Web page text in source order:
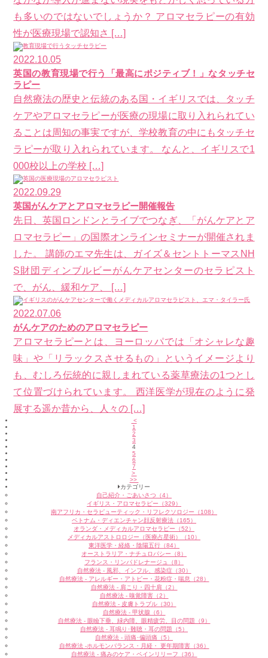
も多いのではないでしょうか？ アロマセラピーの有効
性が医療現場で認知さ […]
2022.10.05
英国の教育現場で行う「最高にポジティブ！」なタッチセ
ラピー
自然療法の歴史と伝統のある国・イギリスでは、タッチ
ケアやアロマセラピーが医療の現場に取り入れられてい
ることは周知の事実ですが、学校教育の中にもタッチセ
ラピーが取り入れられています。 なんと、イギリスで1
000校以上の学校 […]
2022.09.29
英国がんケアとアロマセラピー開催報告
先日、英国ロンドンとライブでつなぎ、「がんケアとア
ロマセラピー」の国際オンラインセミナーが開催されま
した。 講師のエマ先生は、ガイズ＆セントトーマスNH
S財団ディンブルビーがんケアセンターのセラピスト
で、がん、緩和ケア、 […]
2022.07.06
がんケアのためのアロマセラピー
アロマセラピーとは、ヨーロッパでは「オシャレな趣
味」や「リラックスさせるもの」というイメージより
も、むしろ伝統的に親しまれている薬草療法の1つとし
て位置づけられています。 西洋医学が現在のように発
展する遥か昔から、人々の […]
<
1
2
3
4
5
6
7
>
>>
カテゴリー
自己紹介・ごあいさつ（4）
イギリス・アロマセラピー（329）
南アフリカ・セラピューティック・リフレクソロジー（108）
ベトナム・ディエンチャン顔反射療法（165）
オランダ・メディカルアロマセラピー（52）
メディカルアストロロジー（医療占星術）（10）
東洋医学・経絡・陰陽五行（84）
オーストラリア・ナチュロパシー（8）
フランス・リンパドレナージュ（8）
自然療法 - 風邪、インフル、感染症（30）
自然療法 - アレルギー・アトピー・花粉症・喘息（28）
自然療法 - 肩こり・四十肩（2）
自然療法 - 嗅覚障害（2）
自然療法 - 皮膚トラブル（30）
自然療法 - 甲状腺（6）
自然療法 - 眼瞼下垂、緑内障、眼精疲労、目の問題（9）
自然療法 - 耳鳴り･難聴・耳の問題（5）
自然療法 - 頭痛･偏頭痛（5）
自然療法 -ホルモンバランス・月経・ 更年期障害（36）
自然療法 - 痛みのケア・ペインリリーフ（36）